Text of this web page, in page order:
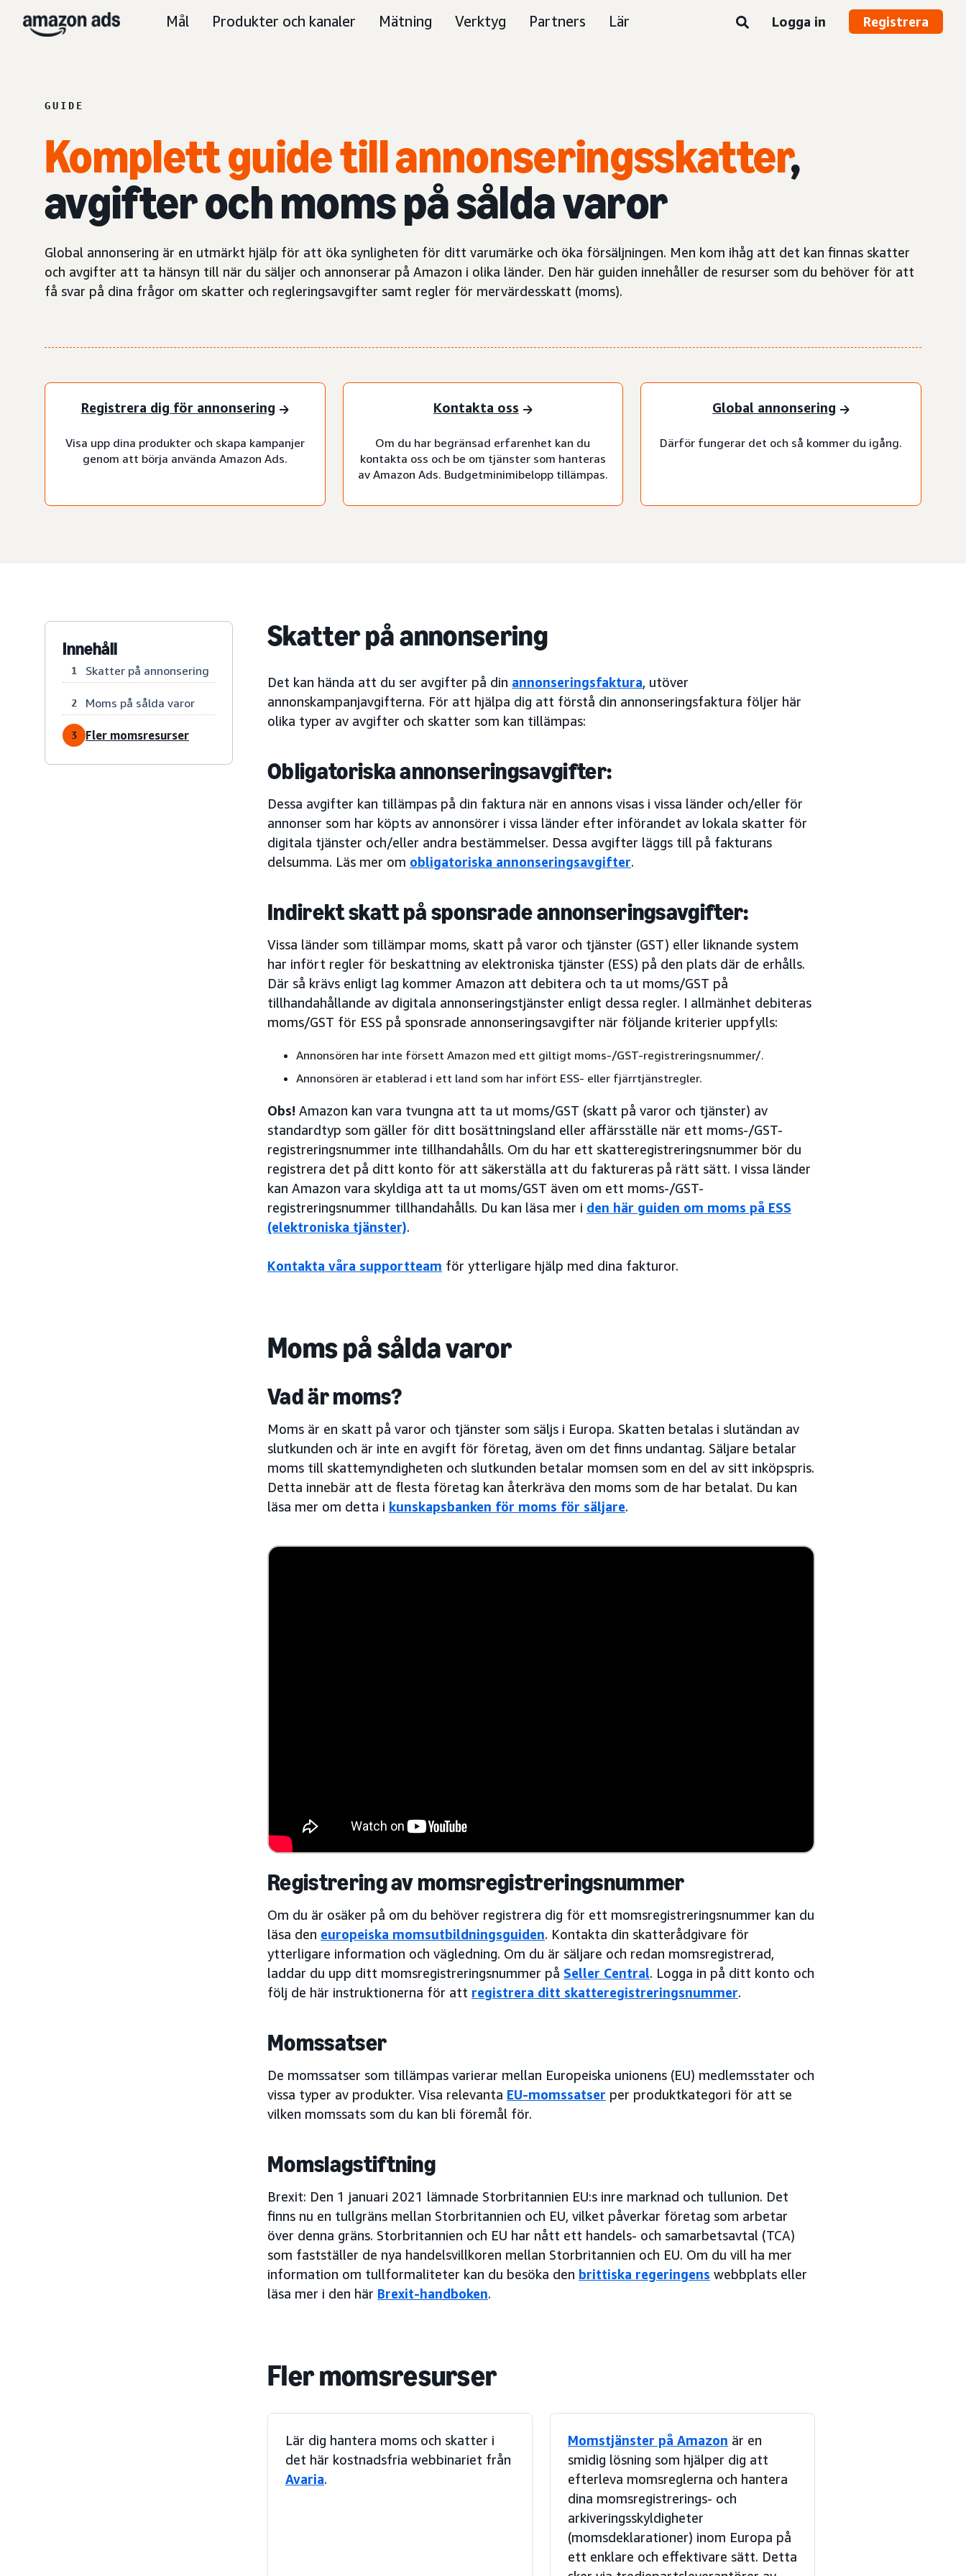
Mål Produkter och kanaler Mätning Verktyg Partners Lär Logga in Registrera
GUIDE
Komplett guide till annonseringsskatter,
avgifter och moms på sålda varor
Global annonsering är en utmärkt hjälp för att öka synligheten för ditt varumärke och öka försäljningen. Men kom ihåg att det kan finnas skatter
och avgifter att ta hänsyn till när du säljer och annonserar på Amazon i olika länder. Den här guiden innehåller de resurser som du behöver för att
få svar på dina frågor om skatter och regleringsavgifter samt regler för mervärdesskatt (moms).
Registrera dig för annonsering
Visa upp dina produkter och skapa kampanjer
genom att börja använda Amazon Ads.
Kontakta oss
Om du har begränsad erfarenhet kan du
kontakta oss och be om tjänster som hanteras
av Amazon Ads. Budgetminimibelopp tillämpas.
Global annonsering
Därför fungerar det och så kommer du igång.
Innehåll
1 Skatter på annonsering
2 Moms på sålda varor
3 Fler momsresurser
Skatter på annonsering
Det kan hända att du ser avgifter på din annonseringsfaktura, utöver
annonskampanjavgifterna. För att hjälpa dig att förstå din annonseringsfaktura följer här
olika typer av avgifter och skatter som kan tillämpas:
Obligatoriska annonseringsavgifter:
Dessa avgifter kan tillämpas på din faktura när en annons visas i vissa länder och/eller för
annonser som har köpts av annonsörer i vissa länder efter införandet av lokala skatter för
digitala tjänster och/eller andra bestämmelser. Dessa avgifter läggs till på fakturans
delsumma. Läs mer om obligatoriska annonseringsavgifter.
Indirekt skatt på sponsrade annonseringsavgifter:
Vissa länder som tillämpar moms, skatt på varor och tjänster (GST) eller liknande system
har infört regler för beskattning av elektroniska tjänster (ESS) på den plats där de erhålls.
Där så krävs enligt lag kommer Amazon att debitera och ta ut moms/GST på
tillhandahållande av digitala annonseringstjänster enligt dessa regler. I allmänhet debiteras
moms/GST för ESS på sponsrade annonseringsavgifter när följande kriterier uppfylls:
Annonsören har inte försett Amazon med ett giltigt moms-/GST-registreringsnummer/.
Annonsören är etablerad i ett land som har infört ESS- eller fjärrtjänstregler.
Obs! Amazon kan vara tvungna att ta ut moms/GST (skatt på varor och tjänster) av
standardtyp som gäller för ditt bosättningsland eller affärsställe när ett moms-/GST-
registreringsnummer inte tillhandahålls. Om du har ett skatteregistreringsnummer bör du
registrera det på ditt konto för att säkerställa att du faktureras på rätt sätt. I vissa länder
kan Amazon vara skyldiga att ta ut moms/GST även om ett moms-/GST-
registreringsnummer tillhandahålls. Du kan läsa mer i den här guiden om moms på ESS
(elektroniska tjänster).
Kontakta våra supportteam för ytterligare hjälp med dina fakturor.
Moms på sålda varor
Vad är moms?
Moms är en skatt på varor och tjänster som säljs i Europa. Skatten betalas i slutändan av
slutkunden och är inte en avgift för företag, även om det finns undantag. Säljare betalar
moms till skattemyndigheten och slutkunden betalar momsen som en del av sitt inköpspris.
Detta innebär att de flesta företag kan återkräva den moms som de har betalat. Du kan
läsa mer om detta i kunskapsbanken för moms för säljare.
Registrering av momsregistreringsnummer
Om du är osäker på om du behöver registrera dig för ett momsregistreringsnummer kan du
läsa den europeiska momsutbildningsguiden. Kontakta din skatterådgivare för
ytterligare information och vägledning. Om du är säljare och redan momsregistrerad,
laddar du upp ditt momsregistreringsnummer på Seller Central. Logga in på ditt konto och
följ de här instruktionerna för att registrera ditt skatteregistreringsnummer.
Momssatser
De momssatser som tillämpas varierar mellan Europeiska unionens (EU) medlemsstater och
vissa typer av produkter. Visa relevanta EU-momssatser per produktkategori för att se
vilken momssats som du kan bli föremål för.
Momslagstiftning
Brexit: Den 1 januari 2021 lämnade Storbritannien EU:s inre marknad och tullunion. Det
finns nu en tullgräns mellan Storbritannien och EU, vilket påverkar företag som arbetar
över denna gräns. Storbritannien och EU har nått ett handels- och samarbetsavtal (TCA)
som fastställer de nya handelsvillkoren mellan Storbritannien och EU. Om du vill ha mer
information om tullformaliteter kan du besöka den brittiska regeringens webbplats eller
läsa mer i den här Brexit-handboken.
Fler momsresurser
Lär dig hantera moms och skatter i
det här kostnadsfria webbinariet från
Avaria.
Momstjänster på Amazon är en
smidig lösning som hjälper dig att
efterleva momsreglerna och hantera
dina momsregistrerings- och
arkiveringsskyldigheter
(momsdeklarationer) inom Europa på
ett enklare och effektivare sätt. Detta